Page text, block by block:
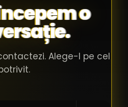
o
Alege-l pe cel